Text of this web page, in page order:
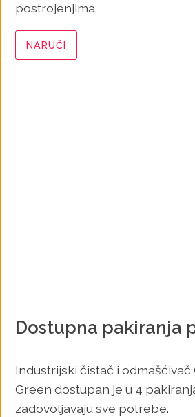
postrojenjima.
NARUČI
Dostupna pakiranja
Industrijski čistač i odmašćivač
Green dostupan je u 4
zadovoljavaju sve potrebe.